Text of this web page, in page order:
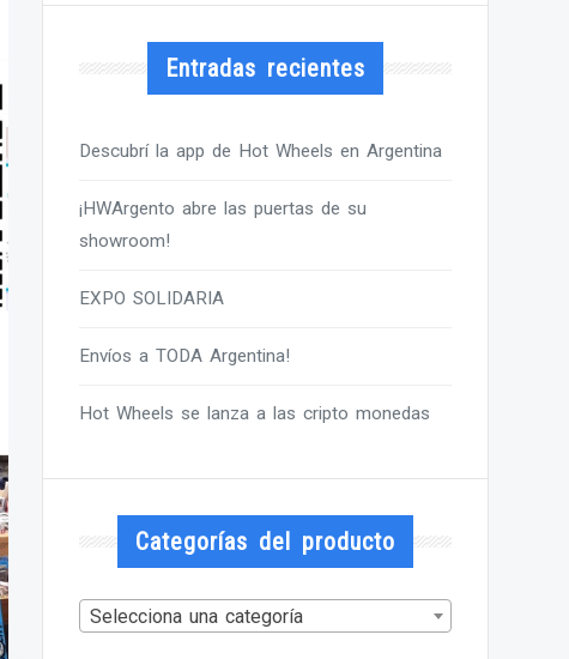
Entradas recientes
Descubrí la app de Hot Wheels en Argentina
¡HWArgento abre las puertas de su
showroom!
EXPO SOLIDARIA
Envíos a TODA Argentina!
Hot Wheels se lanza a las cripto monedas
Categorías del producto
Selecciona una categoría